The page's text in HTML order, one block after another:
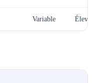
Variable